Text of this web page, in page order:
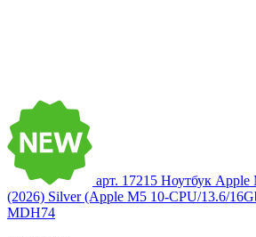
арт. 17215 Ноутбук Apple
(2026) Silver (Apple M5 10-CPU/13.6/
MDH74